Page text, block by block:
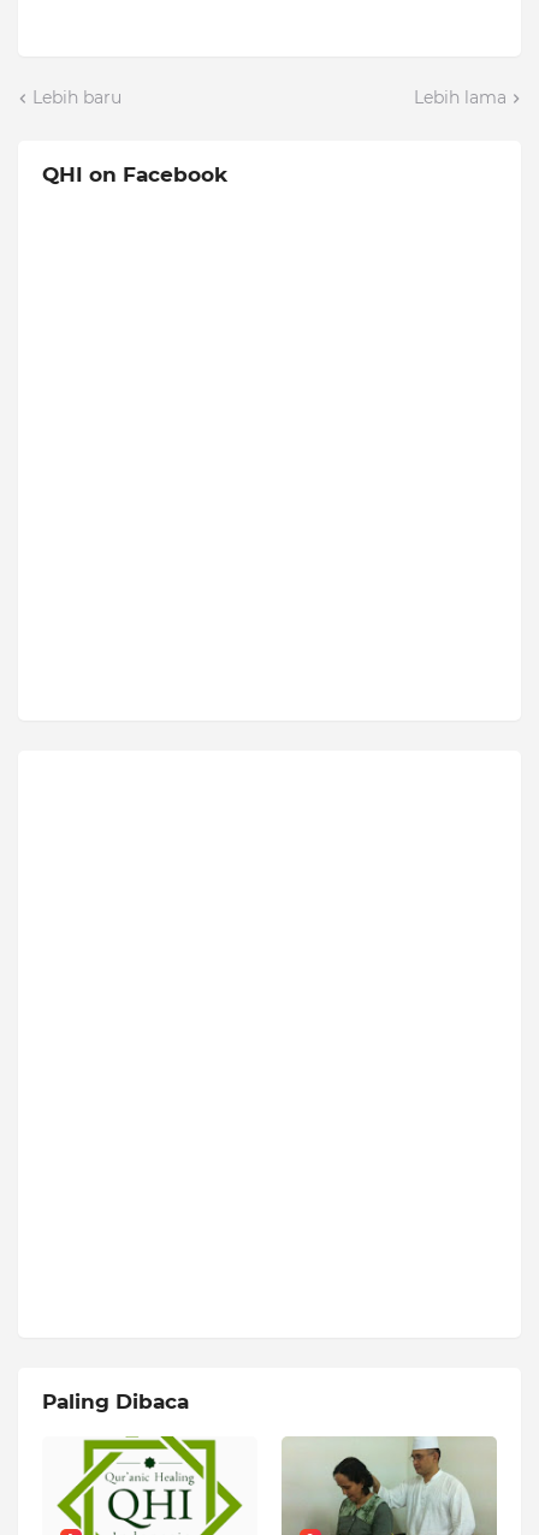
Lebih baru Lebih lama
QHI on Facebook
Paling Dibaca